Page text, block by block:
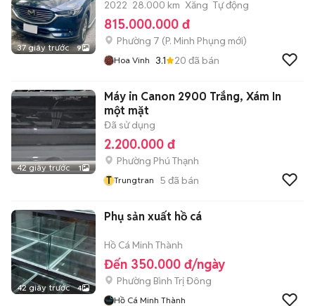
37 giây trước 9
2022 28.000 km Xăng Tự động
815.000.000 đ
Phường 7 (P. Minh Phụng mới)
Hoa Vinh 3.1 20 đã bán
42 giây trước 1
Máy in Canon 2900 Trắng, Xám In
một mặt
Đã sử dụng
2.200.000 đ
Phường Phú Thạnh
T Trungtran 5 đã bán
42 giây trước 4
Phụ sản xuất hồ cá
Hồ Cá Minh Thành
Đến 350.000 đ/ngày
Phường Bình Trị Đông
Hồ Cá Minh Thành